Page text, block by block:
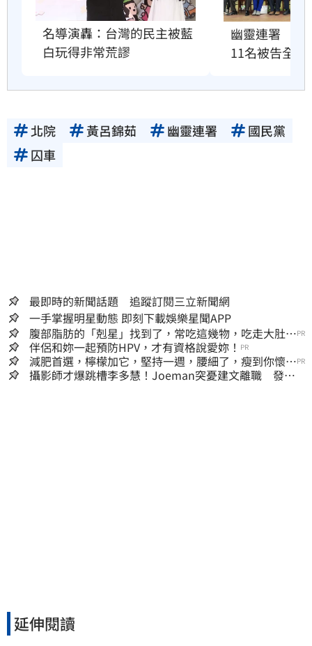
名導演轟：台灣的民主被藍
白玩得非常荒謬
幽靈連署　國
11名被告全緩
北院 黃呂錦茹 幽靈連署
國民黨
囚車
最即時的新聞話題 追蹤訂閱三立新聞網
一手掌握明星動態 即刻下載娛樂星聞APP
腹部脂肪的「剋星」找到了，常吃這幾物，吃走大肚
囊，瘦出小蠻腰
PR
伴侶和妳一起預防HPV，才有資格說愛妳！ PR
減肥首選，檸檬加它，堅持一週，腰細了，瘦到你懷疑
人生
PR
攝影師才爆跳槽李多慧！Joeman突憂建文離職 發聲
延伸閱讀